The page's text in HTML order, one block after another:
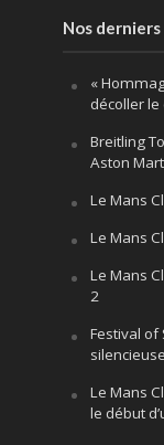
Nos
«
décoller le
Breitling
Aston
Le Mans
Le Mans
Le Mans
2
Festival of
Le Mans
le début